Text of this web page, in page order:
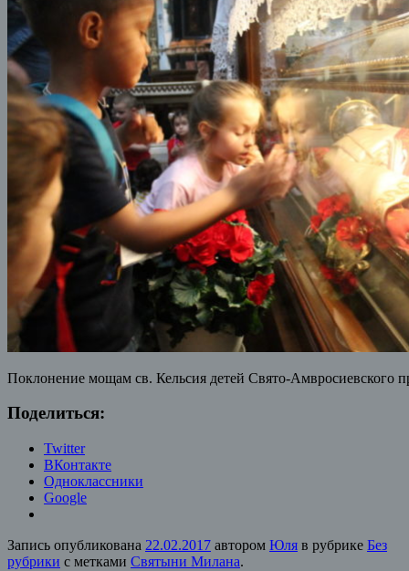
Поклонение мощам св. Кельсия детей Свято-Амвросиевского
Поделиться:
Twitter
ВКонтакте
Одноклассники
Google
Запись опубликована 22.02.2017 автором Юля в рубрике Без
рубрики с метками Святыни Милана.